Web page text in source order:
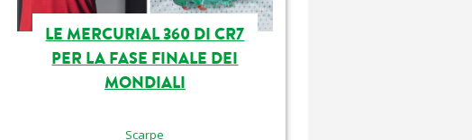
LE MERCURIAL 360 DI CR7
PER LA FASE FINALE DEI
MONDIALI
Scarpe